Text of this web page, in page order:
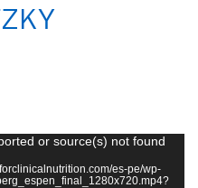
or source(s) not found
es-pe/wp-